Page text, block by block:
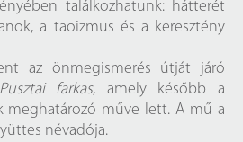
találkozhatunk: hátterét
a taoizmus és a keresztény
az önmegismerés útját járó
Pusztai farkas, amely később a
meghatározó műve lett. A mű a
névadója.